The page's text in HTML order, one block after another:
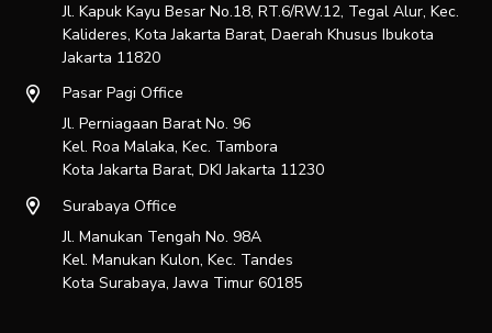
Jl. Kapuk Kayu Besar No.18, RT.6/RW.12, Tegal Alur, Kec.
Kalideres, Kota Jakarta Barat, Daerah Khusus Ibukota
Jakarta 11820
Pasar Pagi Office
Jl. Perniagaan Barat No. 96
Kel. Roa Malaka, Kec. Tambora
Kota Jakarta Barat, DKI Jakarta 11230
Surabaya Office
Jl. Manukan Tengah No. 98A
Kel. Manukan Kulon, Kec. Tandes
Kota Surabaya, Jawa Timur 60185